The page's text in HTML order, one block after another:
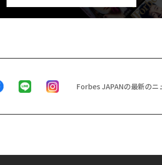
Forbes JAPANの最新のニ